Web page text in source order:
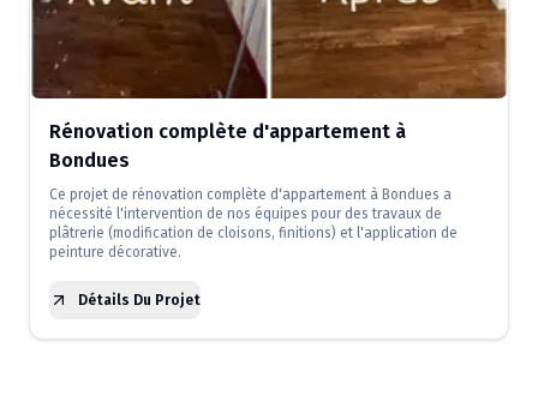
Rénovation complète d'appartement à
Bondues
Ce projet de rénovation complète d'appartement à Bondues a
nécessité l'intervention de nos équipes pour des travaux de
plâtrerie (modification de cloisons, finitions) et l'application de
peinture décorative.
Détails Du Projet